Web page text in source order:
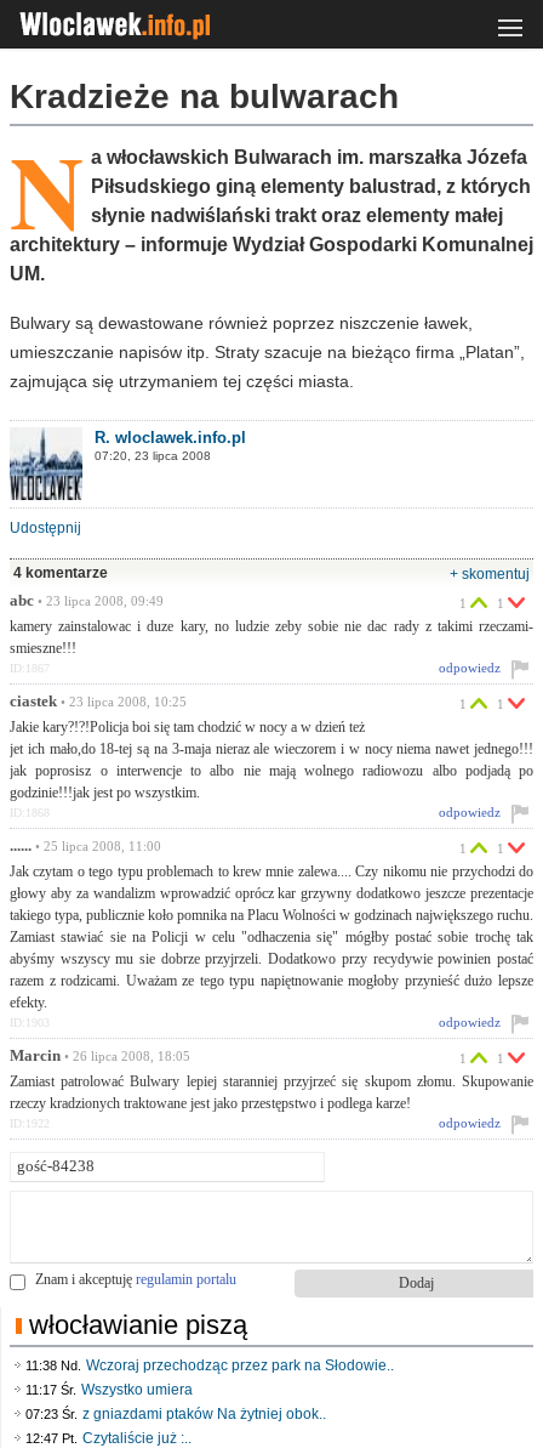
Kradzieże na bulwarach
N a włocławskich Bulwarach im. marszałka Józefa
Piłsudskiego giną elementy balustrad, z których
słynie nadwiślański trakt oraz elementy małej
architektury – informuje Wydział Gospodarki Komunalnej
UM.
Bulwary są dewastowane również poprzez niszczenie ławek,
umieszczanie napisów itp. Straty szacuje na bieżąco firma „Platan”,
zajmująca się utrzymaniem tej części miasta.
R. wloclawek.info.pl
07:20, 23 lipca 2008
Udostępnij
4 komentarze
+ skomentuj
abc • 23 lipca 2008, 09:49
kamery zainstalowac i duze kary, no ludzie zeby sobie nie dac rady z takimi rzeczami-
smieszne!!!
1 1
odpowiedz
ID:1867
ciastek • 23 lipca 2008, 10:25
Jakie kary?!?!Policja boi się tam chodzić w nocy a w dzień też
jet ich mało,do 18-tej są na 3-maja nieraz ale wieczorem i w nocy niema nawet jednego!!!
jak poprosisz o interwencje to albo nie mają wolnego radiowozu albo podjadą po
godzinie!!!jak jest po wszystkim.
1 1
odpowiedz
ID:1868
...... • 25 lipca 2008, 11:00
Jak czytam o tego typu problemach to krew mnie zalewa.... Czy nikomu nie przychodzi do
głowy aby za wandalizm wprowadzić oprócz kar grzywny dodatkowo jeszcze prezentacje
takiego typa, publicznie koło pomnika na Placu Wolności w godzinach największego ruchu.
Zamiast stawiać sie na Policji w celu "odhaczenia się" mógłby postać sobie trochę tak
abyśmy wszyscy mu sie dobrze przyjrzeli. Dodatkowo przy recydywie powinien postać
razem z rodzicami. Uważam ze tego typu napiętnowanie mogłoby przynieść dużo lepsze
efekty.
1 1
odpowiedz
ID:1903
Marcin • 26 lipca 2008, 18:05
Zamiast patrolować Bulwary lepiej staranniej przyjrzeć się skupom złomu. Skupowanie
rzeczy kradzionych traktowane jest jako przestępstwo i podlega karze!
1 1
odpowiedz
ID:1922
Znam i akceptuję regulamin portalu
włocławianie piszą
11:38 Nd. Wczoraj przechodząc przez park na Słodowie..
11:17 Śr. Wszystko umiera
07:23 Śr. z gniazdami ptaków Na żytniej obok..
12:47 Pt. Czytaliście już :..